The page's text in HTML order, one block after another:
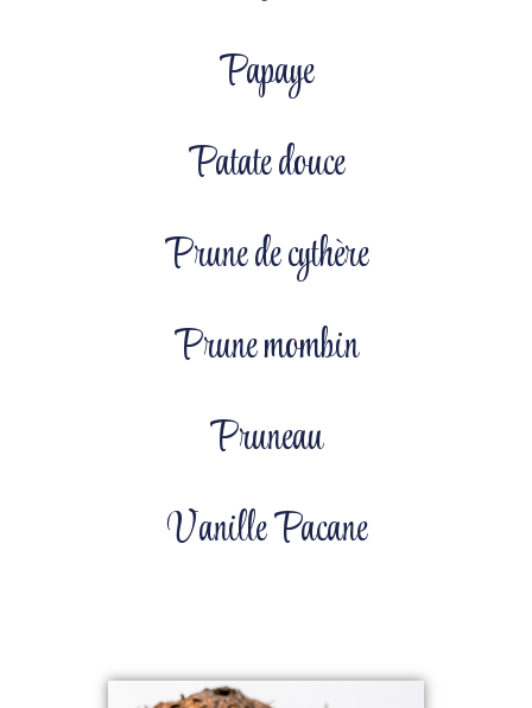
Papaye
Patate douce
Prune de cythère
Prune mombin
Pruneau
Vanille Pacane